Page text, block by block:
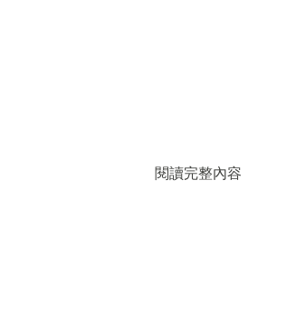
閱讀完整內容